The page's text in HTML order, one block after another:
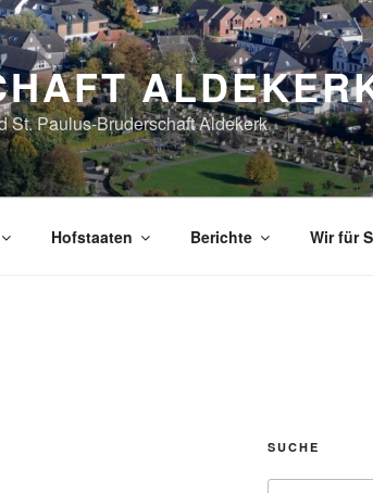
St. Paulus-Bruderschaft Aldekerk
Hofstaaten Berichte Wir für
SUCHE